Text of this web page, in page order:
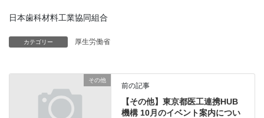
日本歯科材料工業協同組合
カテゴリー 厚生労働省
その他
前の記事
【その他】東京都医工連携HUB
機構 10月のイベント案内につい